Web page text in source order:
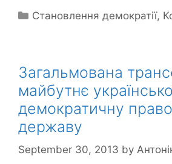
Categories
Становлення демократії,
Загальмована
майбутнє
демократичну
державу
September 30, 2013 by